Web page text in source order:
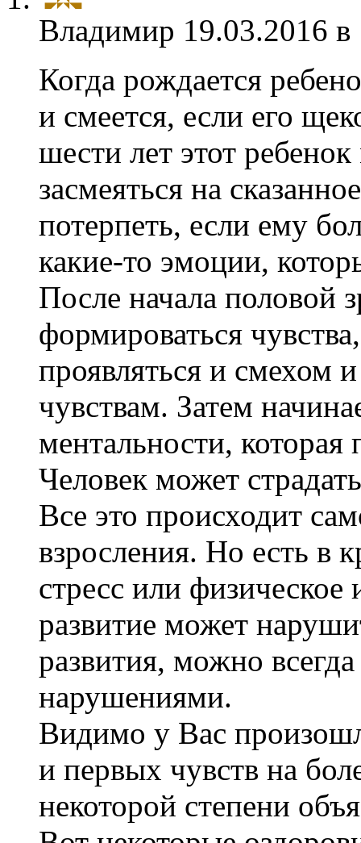
Владимир 19.03.2016
Когда рождается
и смеется, если его
шести лет этот
засмеяться на
потерпеть, если ему
какие-то эмоции,
После начала половой
формироваться
проявляться и смехом
чувствам. Затем
ментальности, которая
Человек может
Все это происходит
взросления. Но есть в
стресс или
развитие может
развития, можно
нарушениями.
Видимо у Вас
и первых чувств на
некоторой степени